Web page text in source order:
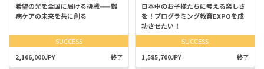
希望の光を全国に届ける挑戦——難
病ケアの未来を共に創る
SUCCESS
2,106,000JPY 終了
日本中のお子様たちに考える楽しさ
を！プログラミング教育EXPOを成
功させたい！
SUCCESS
1,585,700JPY 終了